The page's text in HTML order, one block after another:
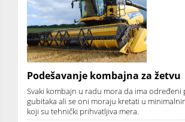
Podešavanje kombajna za žetvu
Svaki kombajn u radu mora da ima određeni
gubitaka ali se oni moraju kretati u
koji su tehnički prihvatljiva mera.